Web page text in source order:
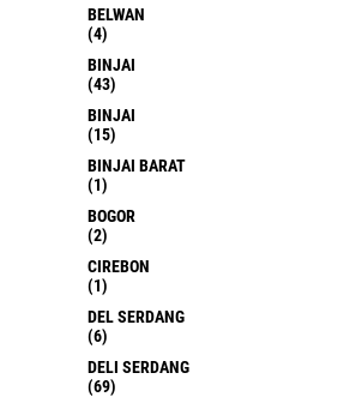
BELWAN
(4)
BINJAI
(43)
BINJAI
(15)
BINJAI BARAT
(1)
BOGOR
(2)
CIREBON
(1)
DEL SERDANG
(6)
DELI SERDANG
(69)